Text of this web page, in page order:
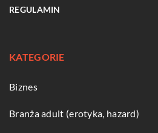
REGULAMIN
KATEGORIE
Biznes
Branża adult (erotyka, hazard)